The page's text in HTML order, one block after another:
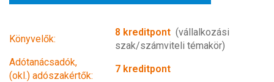
Könyvelők:
8 kreditpont (vállalkozási
szak/számviteli témakör)
Adótanácsadók,
(okl.) adószakértők:
7 kreditpont